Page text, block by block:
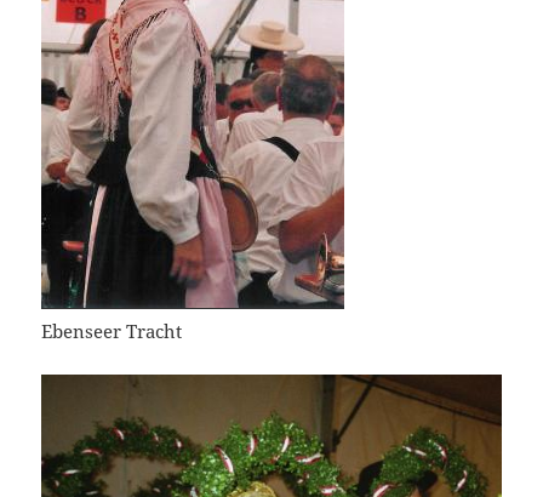
Ebenseer Tracht